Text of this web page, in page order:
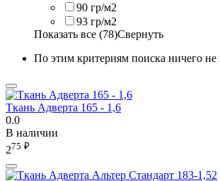
90 гр/м2
93 гр/м2
Показать все (78)Свернуть
По этим критериям поиска ничего не
Ткань Адверта 165 - 1,6
0.0
В наличии
275 ₽